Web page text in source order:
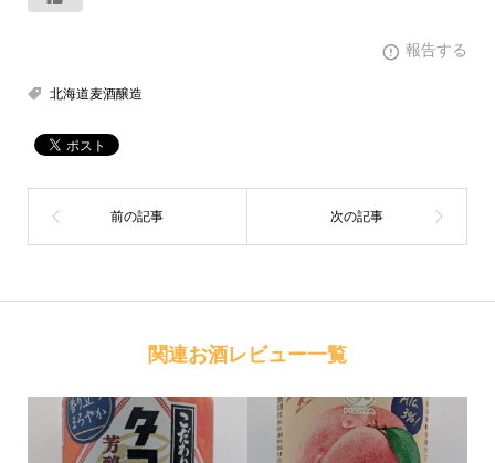
報告する
北海道麦酒醸造
関連お酒レビュー一覧